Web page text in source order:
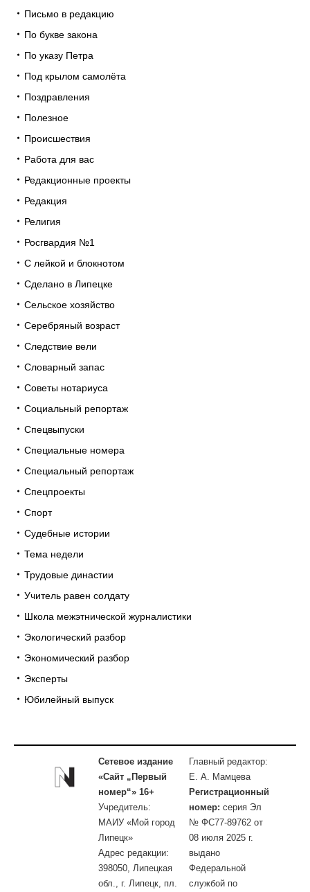
Письмо в редакцию
По букве закона
По указу Петра
Под крылом самолёта
Поздравления
Полезное
Происшествия
Работа для вас
Редакционные проекты
Редакция
Религия
Росгвардия №1
С лейкой и блокнотом
Сделано в Липецке
Сельское хозяйство
Серебряный возраст
Следствие вели
Словарный запас
Советы нотариуса
Социальный репортаж
Спецвыпуски
Специальные номера
Специальный репортаж
Спецпроекты
Спорт
Судебные истории
Тема недели
Трудовые династии
Учитель равен солдату
Школа межэтнической журналистики
Экологический разбор
Экономический разбор
Эксперты
Юбилейный выпуск
Сетевое издание
«Сайт „Первый
номер“» 16+
Учредитель:
МАИУ «Мой город
Липецк»
Адрес редакции:
398050, Липецкая
обл., г. Липецк, пл.
Главный редактор:
Е. А. Мамцева
Регистрационный
номер: серия Эл
№ ФС77-89762 от
08 июля 2025 г.
выдано
Федеральной
службой по